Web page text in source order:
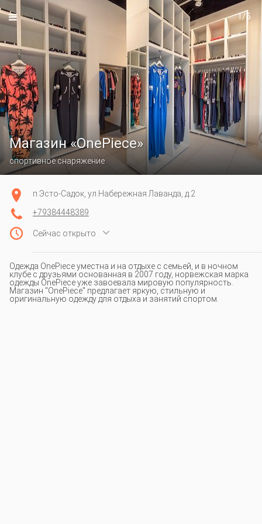
1/5
Магазин «OnePiece»
спортивное снаряжение
п.Эсто-Садок, ул.Набережная Лаванда, д.2
+79384448389
Сейчас открыто 
Одежда OnePiece уместна и на отдыхе c семьей, и в ночном
клубе с друзьями основанная в 2007 году, норвежская марка
одежды OnePiece уже завоевала мировую популярность.
Магазин "OnePiece" предлагает яркую, стильную и
оригинальную одежду для отдыха и занятий спортом.